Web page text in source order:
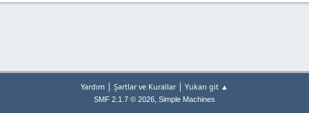
Yardım | Şartlar ve Kurallar| Yukarı git ▲
SMF 2.1.7 © 2026, Simple Machines